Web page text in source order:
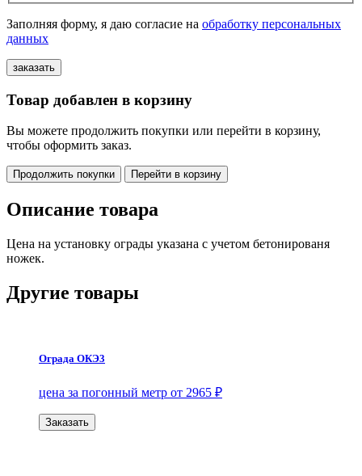
Заполняя форму, я даю согласие на обработку персональных
данных
Товар добавлен в корзину
Вы можете продолжить покупки или перейти в корзину,
чтобы оформить заказ.
Продолжить покупки Перейти в корзину
Описание товара
Цена на установку ограды указана с учетом бетонированя
ножек.
Другие товары
Ограда ОКЭ3
цена за погонный метр от 2965 ₽
Заказать